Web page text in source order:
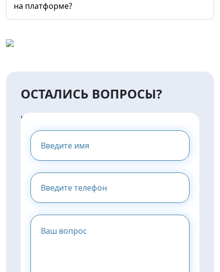
на платформе?
ОСТАЛИСЬ ВОПРОСЫ?
НАПИШИТЕ НАМ И МЫ
ПРЕДОСТАВИМ ВАМ
КОНСУЛЬТАЦИЮ